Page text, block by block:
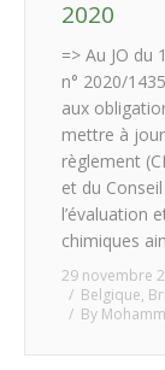
2020
=> Au JO du
n° 2020/
aux
mettre à
règlement
et du
l’évaluation
chimiques
29 novembre
Belgique,
By